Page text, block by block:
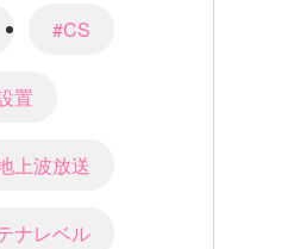
#CS
置
上波放送
ナレベル